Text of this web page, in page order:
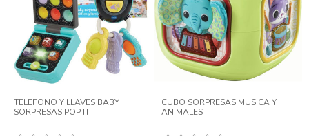
TELEFONO Y LLAVES BABY
SORPRESAS POP IT
CUBO SORPRESAS MUSICA Y
ANIMALES